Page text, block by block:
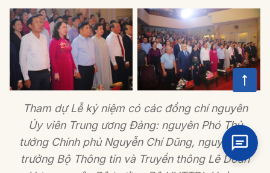
Tham dự Lễ kỷ niệm có các đồng chí nguyên
Ủy viên Trung ương Đảng: nguyên Phó Thủ
tướng Chính phủ Nguyễn Chí Dũng, nguyên Bộ
trưởng Bộ Thông tin và Truyền thông Lê Doãn